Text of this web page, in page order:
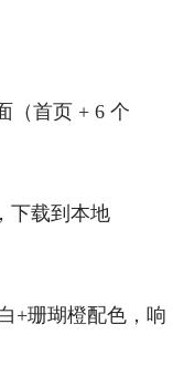
（首页 + 6 个
下载到本地
+珊瑚橙配色，响